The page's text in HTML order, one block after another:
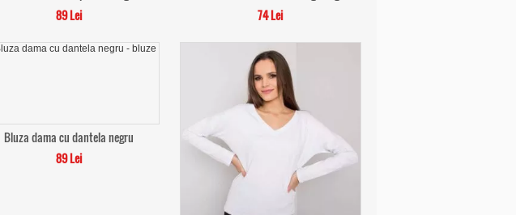
89 Lei
74 Lei
Bluza dama cu dantela negru
89 Lei